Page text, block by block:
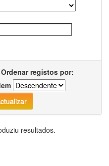
Ordenar registos por:
resultados.